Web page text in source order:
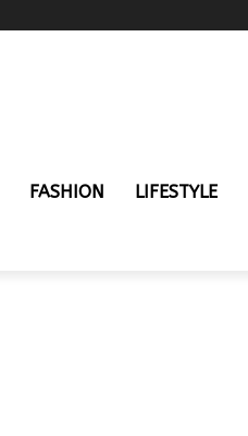
FASHION LIFESTYLE